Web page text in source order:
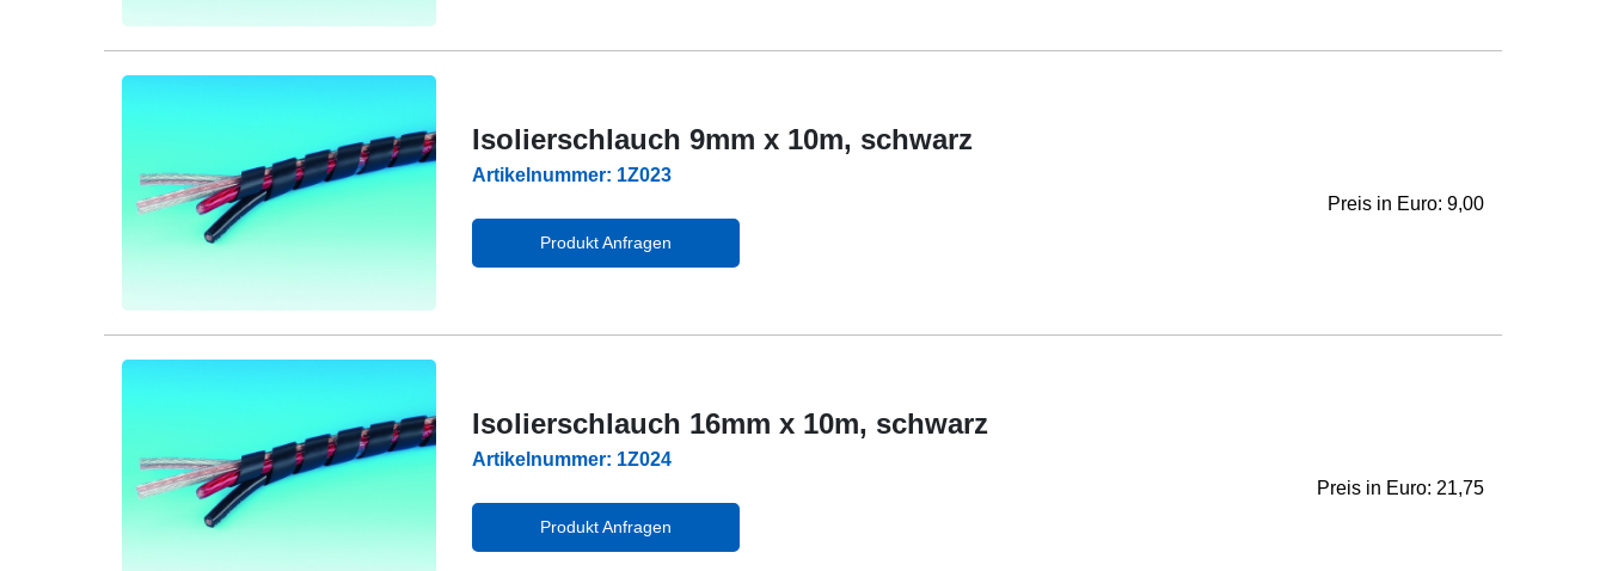
Isolierschlauch 9mm x 10m, schwarz
Artikelnummer: 1Z023
Preis in Euro: 9,00
Produkt Anfragen
Isolierschlauch 16mm x 10m, schwarz
Artikelnummer: 1Z024
Preis in Euro: 21,75
Produkt Anfragen